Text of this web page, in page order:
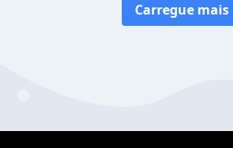
Carregue mais